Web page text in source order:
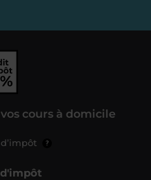
cours à domicile
?